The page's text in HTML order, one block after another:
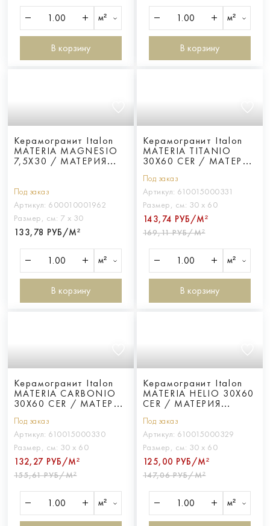
м²
В корзину
м²
В корзину
Керамогранит Italon
MATERIA MAGNESIO
7,5X30 / МАТЕРИЯ
Под заказ
Артикул: 600010001962
Размер, см: 7 х 30
133,78 РУБ/М²
м²
В корзину
Керамогранит Italon
MATERIA TITANIO
30X60 CER / МАТЕРИЯ
Под заказ
Артикул: 610015000331
Размер, см: 30 х 60
143,74 РУБ/М²
169,11 РУБ/М²
м²
В корзину
Керамогранит Italon
MATERIA CARBONIO
30X60 CER / МАТЕРИЯ
ПАТ
Под заказ
Артикул: 610015000330
Размер, см: 30 х 60
132,27 РУБ/М²
155,61 РУБ/М²
м²
Керамогранит Italon
MATERIA HELIO 30X60
CER / МАТЕРИЯ
Под заказ
Артикул: 610015000329
Размер, см: 30 х 60
125,00 РУБ/М²
147,06 РУБ/М²
м²